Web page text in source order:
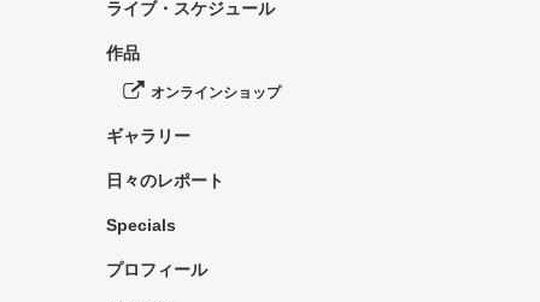
ライブ・スケジュール
作品
オンラインショップ
ギャラリー
日々のレポート
Specials
プロフィール